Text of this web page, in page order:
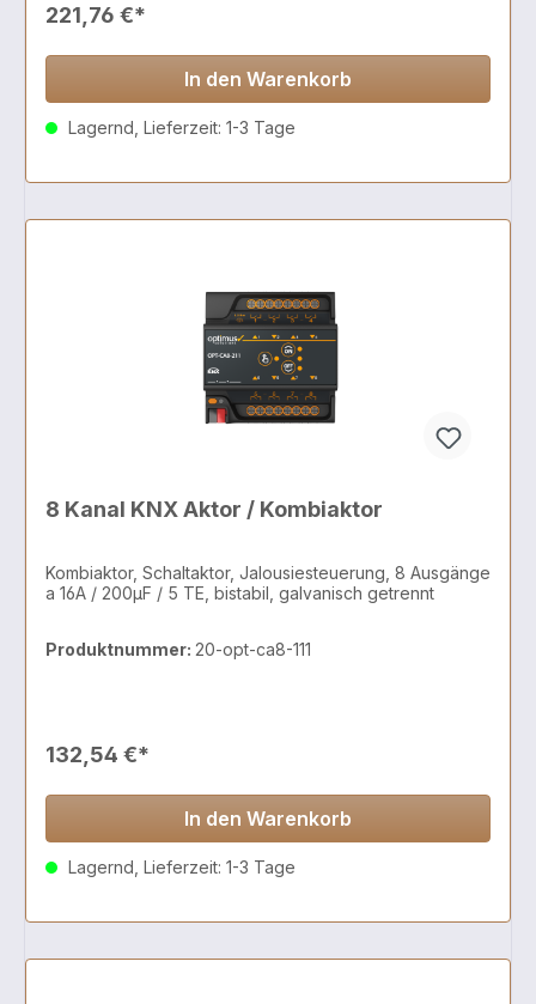
221,76 €*
In den Warenkorb
Lagernd, Lieferzeit: 1-3 Tage
8 Kanal KNX Aktor / Kombiaktor
Kombiaktor, Schaltaktor, Jalousiesteuerung, 8 Ausgänge
a 16A / 200µF / 5 TE, bistabil, galvanisch getrennt
Produktnummer: 20-opt-ca8-111
132,54 €*
In den Warenkorb
Lagernd, Lieferzeit: 1-3 Tage